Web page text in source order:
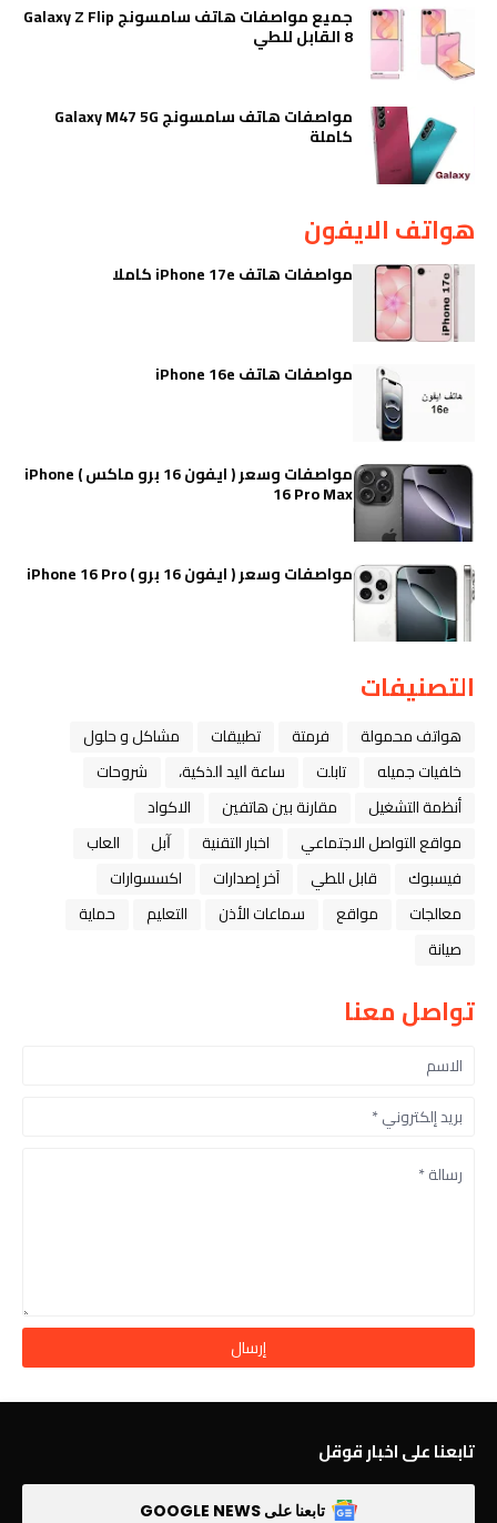
جميع مواصفات هاتف سامسونج Galaxy Z Flip
8 القابل للطي
مواصفات هاتف سامسونج Galaxy M47 5G
كاملة
هواتف الايفون
مواصفات هاتف iPhone 17e كاملا
مواصفات هاتف iPhone 16e
مواصفات وسعر ( ايفون 16 برو ماكس ) iPhone
16 Pro Max
مواصفات وسعر ( ايفون 16 برو ) iPhone 16 Pro
التصنيفات
هواتف محمولة فرمتة تطبيقات
مشاكل و حلول
خلفيات جميله
تابلت ﺳﺎﻋﺔ ﺍﻟﻴﺪ ﺍﻟﺬﻛﻴﺔ،
شروحات
أنظمة التشغيل
مقارنة بين هاتفين
الاكواد
مواقع التواصل الاجتماعي
اخبار التقنية ﺁﺑﻞ
العاب
فيسبوك
قابل للطي آخر إصدارات
اكسسوارات
معالجات
مواقع سماعات الأذن التعليم
حماية
صيانة
تواصل معنا
تابعنا على اخبار قوقل
تابعنا على GOOGLE NEWS